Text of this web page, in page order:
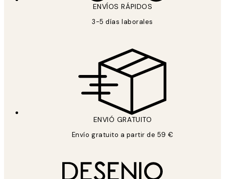
ENVÍOS RÁPIDOS
3-5 días laborales
ENVIÓ GRATUITO
Envío gratuito a partir de 59 €